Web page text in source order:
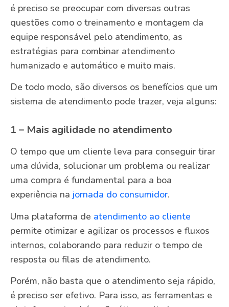
é preciso se preocupar com diversas outras
questões como o treinamento e montagem da
equipe responsável pelo atendimento, as
estratégias para combinar atendimento
humanizado e automático e muito mais.
De todo modo, são diversos os benefícios que um
sistema de atendimento pode trazer, veja alguns:
1 – Mais agilidade no atendimento
O tempo que um cliente leva para conseguir tirar
uma dúvida, solucionar um problema ou realizar
uma compra é fundamental para a boa
experiência na jornada do consumidor.
Uma plataforma de atendimento ao cliente
permite otimizar e agilizar os processos e fluxos
internos, colaborando para reduzir o tempo de
resposta ou filas de atendimento.
Porém, não basta que o atendimento seja rápido,
é preciso ser efetivo. Para isso, as ferramentas e